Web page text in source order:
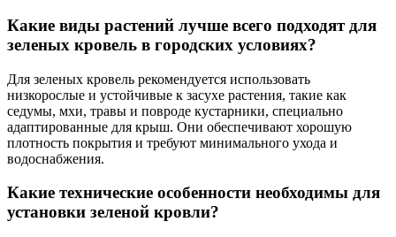
Какие виды растений лучше всего подходят для
зеленых кровель в городских условиях?
Для зеленых кровель рекомендуется использовать
низкорослые и устойчивые к засухе растения, такие как
седумы, мхи, травы и повроде кустарники, специально
адаптированные для крыш. Они обеспечивают хорошую
плотность покрытия и требуют минимального ухода и
водоснабжения.
Какие технические особенности необходимы для
установки зеленой кровли?